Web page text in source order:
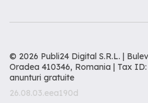
© 2026 Publi24 Digital S.R.L. |
Oradea 410346, Romania | Tax
anunturi gratuite
26.08.03.eea190d